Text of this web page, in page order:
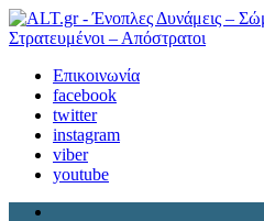
Επικοινωνία
facebook
twitter
instagram
viber
youtube